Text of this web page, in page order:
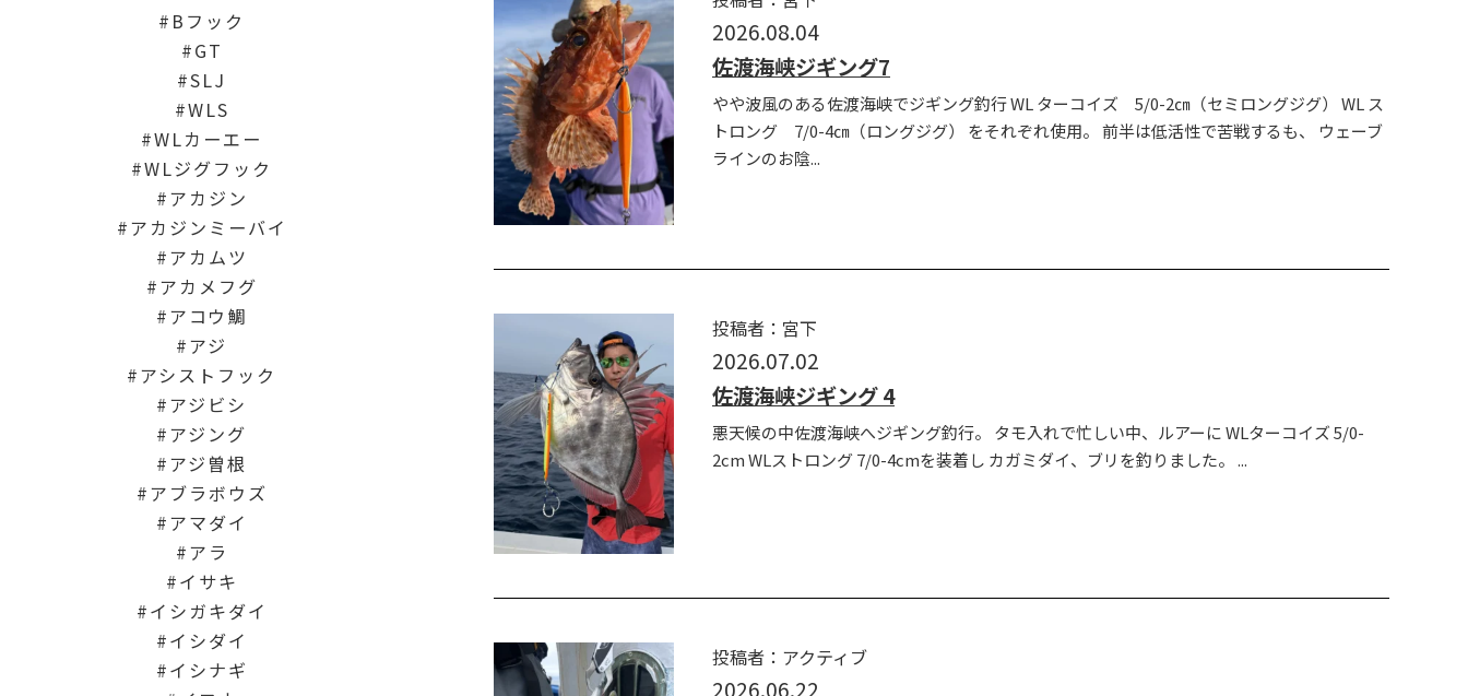
2026.08.04
佐渡海峡ジギング7
やや波風のある佐渡海峡でジギング釣行 WL ターコイズ 5/0-2㎝（セミロングジグ） WL ス
トロング 7/0-4㎝（ロングジグ） をそれぞれ使用。 前半は低活性で苦戦するも、 ウェーブ
ラインのお陰...
投稿者：宮下
2026.07.02
佐渡海峡ジギング 4
悪天候の中佐渡海峡へジギング釣行。 タモ入れで忙しい中、ルアーに WLターコイズ 5/0-
2cm WLストロング 7/0-4cmを装着し カガミダイ、ブリを釣りました。 ...
投稿者：アクティブ
2026.06.22
Bフック
GT
SLJ
WLS
WLカーエー
WLジグフック
アカジン
アカジンミーバイ
アカムツ
アカメフグ
アコウ鯛
アジ
アシストフック
アジビシ
アジング
アジ曽根
アブラボウズ
アマダイ
アラ
イサキ
イシガキダイ
イシダイ
イシナギ